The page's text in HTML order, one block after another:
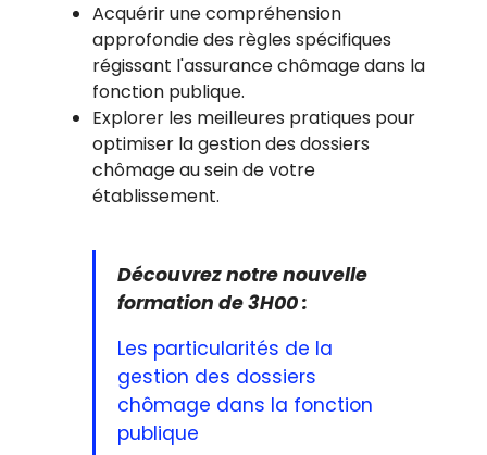
Acquérir une compréhension
approfondie des règles spécifiques
régissant l'assurance chômage dans la
fonction publique.
Explorer les meilleures pratiques pour
optimiser la gestion des dossiers
chômage au sein de votre
établissement.
Découvrez notre nouvelle
formation de 3H00 :
Les particularités de la
gestion des dossiers
chômage dans la fonction
publique